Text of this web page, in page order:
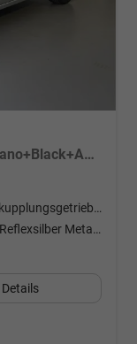
R-Line 150PS DSG GV5+NaviPro+Pano+Black+AHK+IQ.Drive+IQ.Light+Kessy+Kamera
Doppelkupplungsgetriebe (DSG)
[8EA1] Reflexsilber Metallic / Dach Schwarz
Details